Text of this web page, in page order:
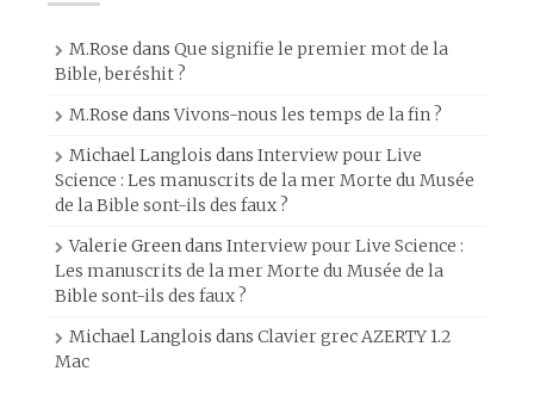
M.Rose dans Que signifie le premier mot de la
Bible, beréshit ?
M.Rose dansVivons-nous les temps de la fin ?
Michael Langlois dans Interview pour Live
Science : Les manuscrits de la mer Morte du Musée
de la Bible sont-ils des faux ?
Valerie Greendans Interview pour Live Science :
Les manuscrits de la mer Morte du Musée de la
Bible sont-ils des faux ?
Michael Langlois dans Clavier grec AZERTY 1.2
Mac